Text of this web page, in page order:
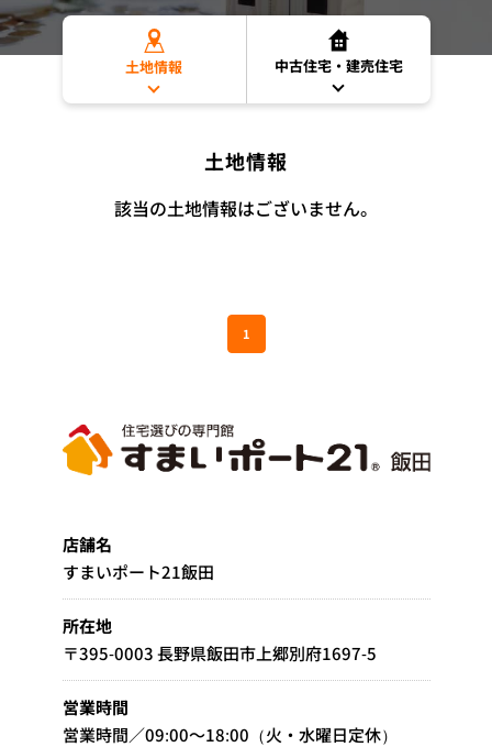
土地情報 中古住宅・建売住宅
土地情報
該当の土地情報はございません。
1
店舗名
すまいポート21飯田
所在地
〒395-0003 長野県飯田市上郷別府1697-5
営業時間
営業時間／09:00～18:00（火・水曜日定休）